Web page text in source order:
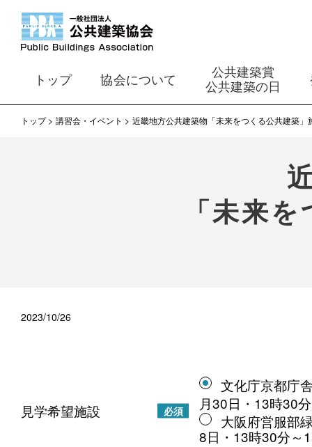
トップ 協会について
公共建築賞
公共建築の日
トップ 講習会・イベント 近畿地方公共建築物「未来をつくる公共建築」
「未来
2023/10/26
見学希望施設 必須
文化庁京都庁
月30日・13時30
大阪府営服部
8日・13時30分～